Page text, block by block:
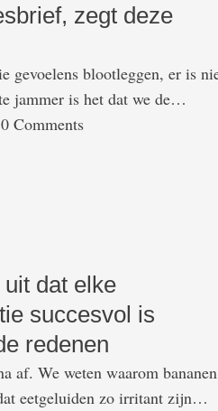
zegt deze
gevoelens blootleggen, er is
jammer is het dat we de
oog zijn verloren. Dat bewijst
0 Comments
dat elke
succesvol is
redenen
af. We weten waarom bananen
eetgeluiden zo irritant zijn